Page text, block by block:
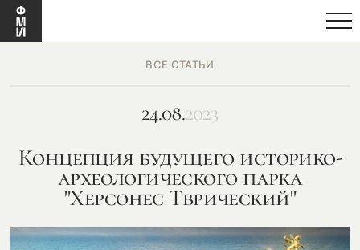
ВСЕ СТАТЬИ
24.08.2023
Концепция будущего историко-
археологического парка
"Херсонес Тврический"